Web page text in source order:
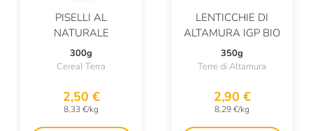
PISELLI AL
NATURALE
300g
Cereal Terra
2,50 €
8,33 €/kg
LENTICCHIE DI
ALTAMURA IGP BIO
350g
Terre di Altamura
2,90 €
8,29 €/kg